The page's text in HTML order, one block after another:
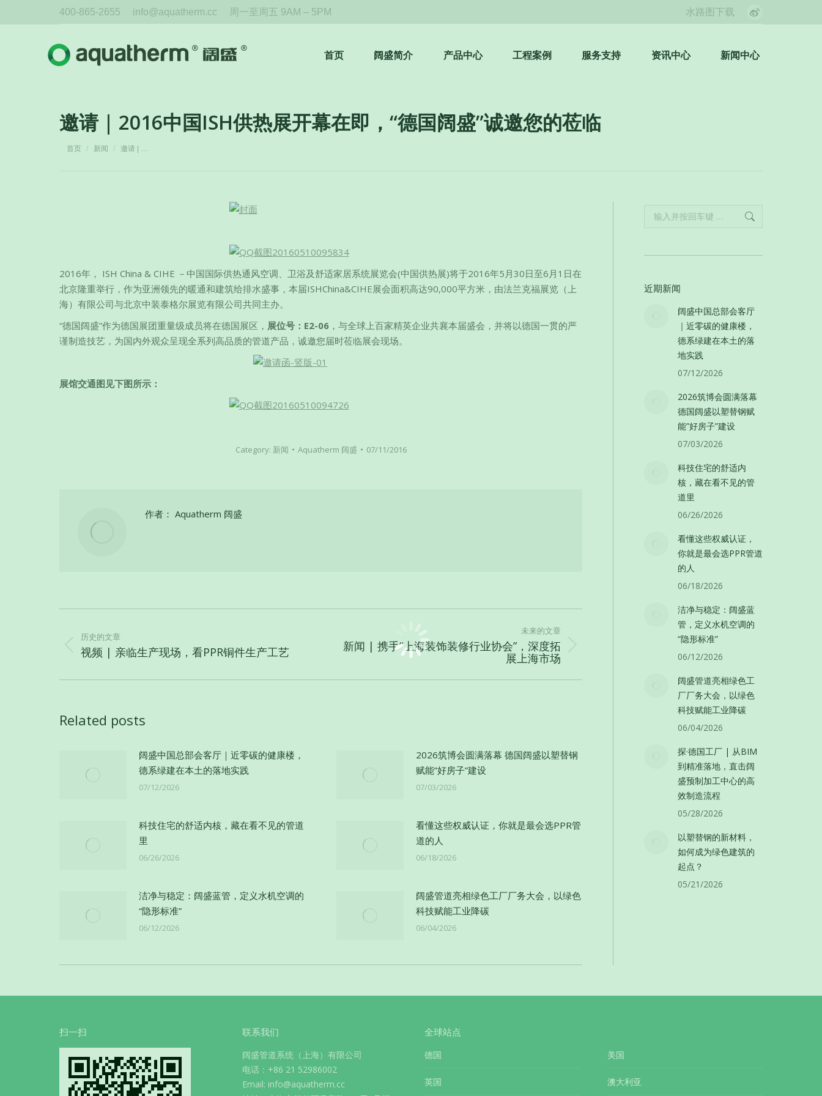
400-865-2655 info@aquatherm.cc 周一至周五 9AM – 5PM 水路图下载
Weibo
opens
首页 阔盛简介 产品中心 工程案例 服务支持 资讯中心 新闻中心
邀请 | 2016中国ISH供热展开幕在即，“德国阔盛”诚邀您的莅临
您在这里：
首页 新闻 邀请 | …
2016年， ISH China & CIHE －中国国际供热通风空调、卫浴及舒适家居系统展览会(中国供热展)将于2016年5月30日至6月1日在
北京隆重举行，作为亚洲领先的暖通和建筑给排水盛事，本届ISHChina&CIHE展会面积高达90,000平方米，由法兰克福展览（上
海）有限公司与北京中装泰格尔展览有限公司共同主办。
“德国阔盛”作为德国展团重量级成员将在德国展区， 展位号： E2-06 ，与全球上百家精英企业共襄本届盛会，并将以德国一贯的严
谨制造技艺，为国内外观众呈现全系列高品质的管道产品，诚邀您届时莅临展会现场。
展馆交通图见下图所示：
Category: 新闻 Aquatherm 阔盛 07/11/2016
作者： Aquatherm 阔盛
历史的文章
历
的
视频 | 亲临生产现场，看PPR铜件生产工艺
未来的文章
未
的
新闻 | 携手“上海装饰装修行业协会”，深度拓
展上海市场
Related posts
阔盛中国总部会客厅｜近零碳的健康楼，
德系绿建在本土的落地实践
07/12/2026
2026筑博会圆满落幕 德国阔盛以塑替钢
赋能”好房子”建设
07/03/2026
科技住宅的舒适内核，藏在看不见的管道
里
06/26/2026
看懂这些权威认证，你就是最会选PPR管
道的人
06/18/2026
洁净与稳定：阔盛蓝管，定义水机空调的
“隐形标准”
06/12/2026
阔盛管道亮相绿色工厂厂务大会，以绿色
科技赋能工业降碳
06/04/2026
Search:
近期新闻
阔盛中国总部会客厅
｜近零碳的健康楼，
德系绿建在本土的落
地实践
07/12/2026
2026筑博会圆满落幕
德国阔盛以塑替钢赋
能”好房子”建设
07/03/2026
科技住宅的舒适内
核，藏在看不见的管
道里
06/26/2026
看懂这些权威认证，
你就是最会选PPR管道
的人
06/18/2026
洁净与稳定：阔盛蓝
管，定义水机空调的
“隐形标准”
06/12/2026
阔盛管道亮相绿色工
厂厂务大会，以绿色
科技赋能工业降碳
06/04/2026
探·德国工厂 | 从BIM
到精准落地，直击阔
盛预制加工中心的高
效制造流程
05/28/2026
以塑替钢的新材料，
如何成为绿色建筑的
起点？
05/21/2026
扫一扫 联系我们
阔盛管道系统（上海）有限公司
电话：+86 21 52986002
Email: info@aquatherm.cc
全球站点
德国
英国
美国
澳大利亚